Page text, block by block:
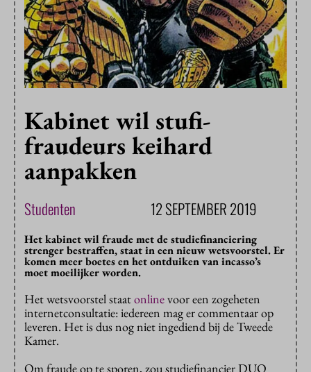
Kabinet wil stufi-
fraudeurs keihard
aanpakken
Studenten 12 SEPTEMBER 2019
Het kabinet wil fraude met de studiefinanciering
strenger bestraffen, staat in een nieuw wetsvoorstel. Er
komen meer boetes en het ontduiken van incasso’s
moet moeilijker worden.
Het wetsvoorstel staatonlinevoor een zogeheten
internetconsultatie: iedereen mag er commentaar op
leveren. Het is dus nog niet ingediend bij de Tweede
Kamer.
Om fraude op te sporen, zou studiefinancier DUO